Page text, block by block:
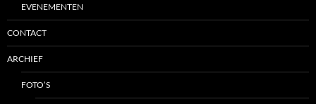
EVENEMENTEN
CONTACT
ARCHIEF
FOTO’S